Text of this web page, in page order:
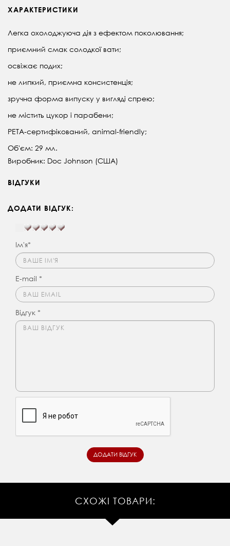
ХАРАКТЕРИСТИКИ
Легка охолоджуюча дія з ефектом поколювання;
приємний смак солодкої вати;
освіжає подих;
не липкий, приємна консистенція;
зручна форма випуску у вигляді спрею;
не містить цукор і парабени;
PETA-сертифікований, animal-friendly;
Об'єм: 29 мл.
Виробник: Doc Johnson (США)
ВІДГУКИ
ДОДАТИ ВІДГУК:
Ім'я*
E-mail *
Відгук *
СХОЖІ ТОВАРИ: